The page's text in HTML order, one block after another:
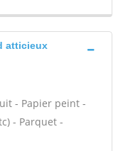
atticieux
- Papier peint -
- Parquet -